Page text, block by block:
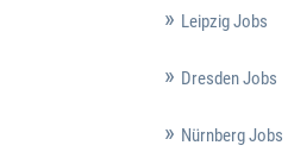
Leipzig Jobs
Dresden Jobs
Nürnberg Jobs